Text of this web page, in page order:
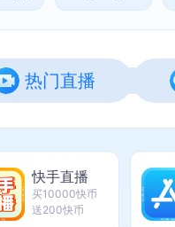
热门直播
快手直播
买10000快币
送200快币